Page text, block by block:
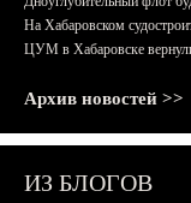
На Хабаровском
ЦУМ в Хабаровске
Архив новостей >>
ИЗ БЛОГОВ